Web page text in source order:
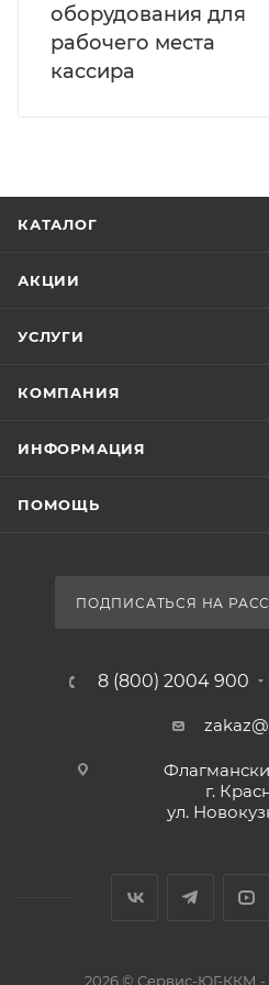
оборудования для
рабочего места
кассира
КАТАЛОГ
АКЦИИ
УСЛУГИ
КОМПАНИЯ
ИНФОРМАЦИЯ
ПОМОЩЬ
ПОДПИСАТЬСЯ НА
8 (800) 2004 900
г.
ул.
2026 © Сервис-ЮГ-ККМ -